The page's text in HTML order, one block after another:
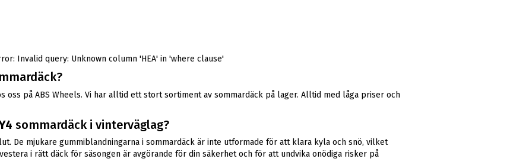
Invalid query: Unknown column 'HEA' in 'where clause'
oss på ABS Wheels. Vi har alltid ett stort sortiment av sommardäck på lager. Alltid med låga priser och
sommardäck i vinterväglag?
De mjukare gummiblandningarna i sommardäck är inte utformade för att klara kyla och snö, vilket
i rätt däck för säsongen är avgörande för din säkerhet och för att undvika onödiga risker på